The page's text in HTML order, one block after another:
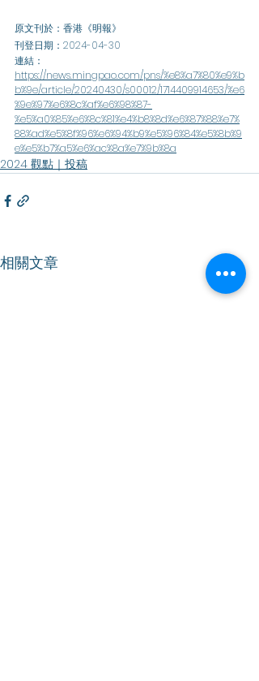
原文刊於：香港《明報》
刊登日期：2024-04-30
連結：
https://news.mingpao.com/pns/%e8%a7%80%e9%b
b%9e/article/20240430/s00012/1714409914653/%e6
%9e%97%e6%8c%af%e6%98%87-
%e5%a0%85%e6%8c%81%e4%b8%8d%e6%87%88%e7%
88%ad%e5%8f%96%e6%94%b9%e5%96%84%e5%8b%9
e%e5%b7%a5%e6%ac%8a%e7%9b%8a
2024 觀點｜投稿
相關文章